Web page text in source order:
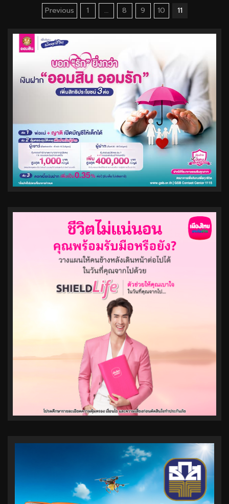
Posts
pagination
Previous 1 … 8 9 10 11